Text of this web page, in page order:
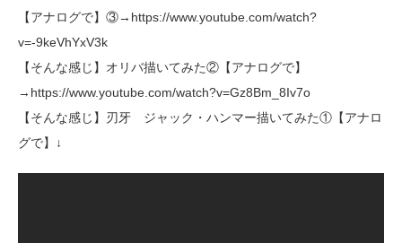
【アナログで】③→https://www.youtube.com/watch?
v=-9keVhYxV3k
【そんな感じ】オリバ描いてみた②【アナログで】
→https://www.youtube.com/watch?v=Gz8Bm_8Iv7o
【そんな感じ】刃牙 ジャック・ハンマー描いてみた①【アナロ
グで】↓